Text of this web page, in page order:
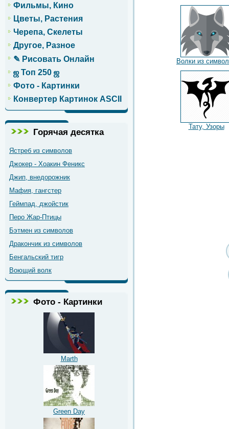
Фильмы, Кино
Цветы, Растения
Черепа, Скелеты
Другое, Разное
✎ Рисовать Онлайн
ஜ Топ 250 ஜ
Фото - Картинки
Конвертер Картинок ASCII
Горячая десятка
Ястреб из символов
Джокер - Хоакин Феникс
Джип, внедорожник
Мафия, гангстер
Геймпад, джойстик
Перо Жар-Птицы
Бэтмен из символов
Дракончик из символов
Бенгальский тигр
Воющий волк
Фото - Картинки
Marth
Green Day
Волки из
Тату, Узоры